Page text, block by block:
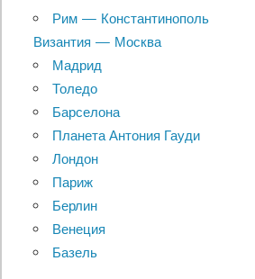
Рим — Константинополь
Византия — Москва
Мадрид
Толедо
Барселона
Планета Антония Гауди
Лондон
Париж
Берлин
Венеция
Базель